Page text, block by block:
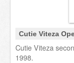
Cutie Viteza
Cutie Viteza
1998.